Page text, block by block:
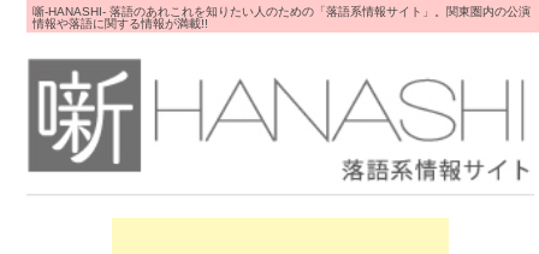
噺-HANASHI- 落語のあれこれを知りたい人のための「落語系情報サイト」。関東圏内の公演
情報や落語に関する情報が満載!!